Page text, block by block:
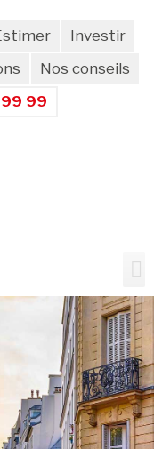
Investir
Nos conseils
99 99